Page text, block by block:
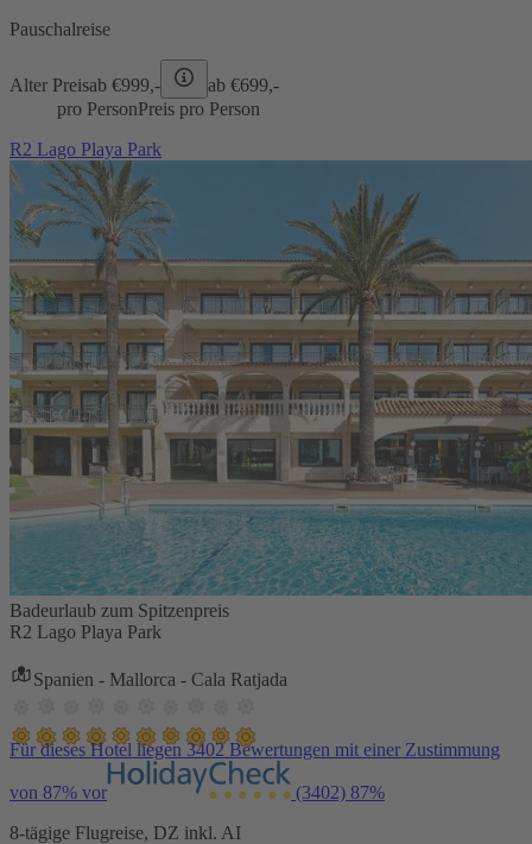
Pauschalreise
Alter Preisab €999,- ab €699,-
pro PersonPreis pro Person
R2 Lago Playa Park
Badeurlaub zum Spitzenpreis
R2 Lago Playa Park
Spanien - Mallorca - Cala Ratjada
Für dieses Hotel liegen 3402 Bewertungen mit einer Zustimmung
von 87% vor (3402) 87%
8-tägige Flugreise, DZ inkl. AI